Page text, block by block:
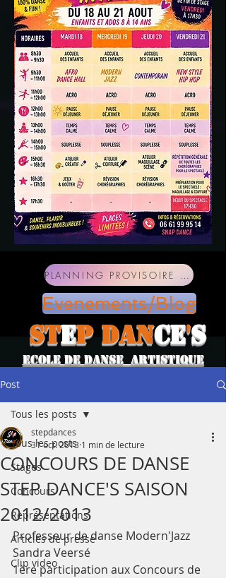
Evenements/Blog
STEP DANCE'S
ECOLE DE DANSE ARTISTIQUE
Post
Tous les posts
Stages
Concours
Représentations
Articles de presse
Clip video
Tous les posts
CONCOURS DE DANSE
STEP DANCE'S SAISON
2012/2013
stepdances
31 oct. 2013 1 min de lecture
Professeur de danse Modern'Jazz
Sandra Veersé
1ère participation aux Concours de